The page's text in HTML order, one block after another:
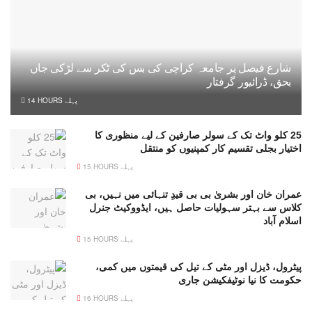
شارع فیصل پر جامعہ کراچی کی بس کی ٹکر سے لڑکی جاں
بحق، ڈرائیور گرفتار
14 HOURS پہلے
25 کلو واٹ تک کے سولر صارفین کے لیے منظوری کا
اختیار بجلی تقسیم کار کمپنیوں کو منتقل
15 HOURS پہلے
عمران خان اور بشریٰ بی بی قیدِ تنہائی میں نہیں، بی
کلاس سے بہتر سہولیات حاصل ہیں، ایڈووکیٹ جنرل
اسلام آباد
15 HOURS پہلے
پیٹرول، ڈیزل اور مٹی کے تیل کی قیمتوں میں کمی،
حکومت کا نیا نوٹیفکیشن جاری
16 HOURS پہلے